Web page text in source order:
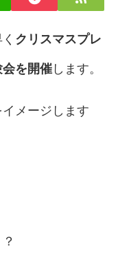
クリスマスプレ
を開催 します。
メージします